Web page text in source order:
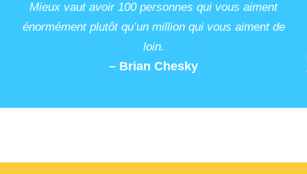
Mieux vaut avoir 100 personnes qui vous aiment
énormément plutôt qu’un million qui vous aiment de
loin.
– Brian Chesky